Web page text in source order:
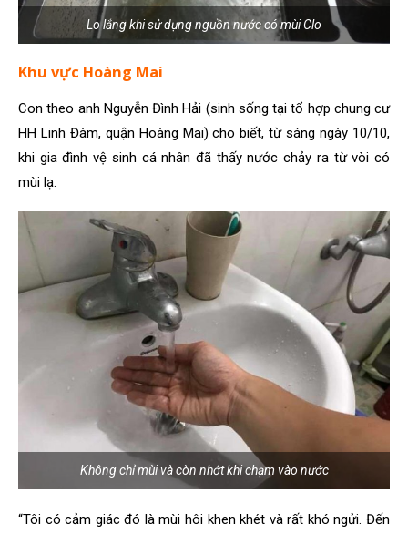
Lo lắng khi sử dụng nguồn nước có mùi Clo
Khu vực Hoàng Mai
Con theo anh Nguyễn Đình Hải (sinh sống tại tổ hợp chung cư
HH Linh Đàm, quận Hoàng Mai) cho biết, từ sáng ngày 10/10,
khi gia đình vệ sinh cá nhân đã thấy nước chảy ra từ vòi có
mùi lạ.
Không chỉ mùi và còn nhớt khi chạm vào nước
“Tôi có cảm giác đó là mùi hôi khen khét và rất khó ngửi. Đến